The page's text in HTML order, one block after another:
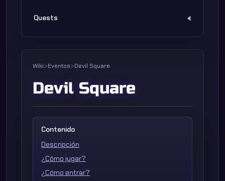
Quests
Wiki>Eventos>Devil Square
Devil Square
Contenido
Descripción
¿Cómo jugar?
¿Cómo entrar?